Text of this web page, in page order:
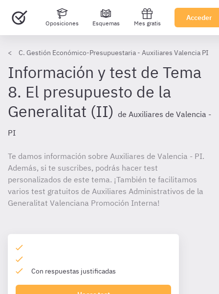
Oposiciones Esquemas Mes gratis
Acceder
C. Gestión Económico-Presupuestaria - Auxiliares Valencia PI
Información y test de Tema
8. El presupuesto de la
Generalitat (II) de Auxiliares de Valencia -
PI
Te damos información sobre Auxiliares de Valencia - PI.
Además, si te suscribes, podrás hacer test
personalizados de este tema. ¡También te facilitamos
varios test gratuitos de Auxiliares Administrativos de la
Generalitat Valenciana Promoción Interna!
Con respuestas justificadas